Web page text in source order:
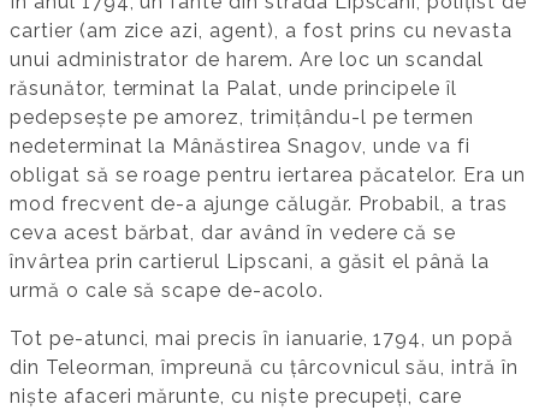
cartier (am zice azi, agent), a fost prins cu nevasta
unui administrator de harem. Are loc un scandal
răsunător, terminat la Palat, unde principele îl
pedepsește pe amorez, trimițându-l pe termen
nedeterminat la Mânăstirea Snagov, unde va fi
obligat să se roage pentru iertarea păcatelor. Era un
mod frecvent de-a ajunge călugăr. Probabil, a tras
ceva acest bărbat, dar având în vedere că se
învârtea prin cartierul Lipscani, a găsit el până la
urmă o cale să scape de-acolo.
Tot pe-atunci, mai precis în ianuarie, 1794, un popă
din Teleorman, împreună cu țârcovnicul său, intră în
niște afaceri mărunte, cu niște precupeți, care